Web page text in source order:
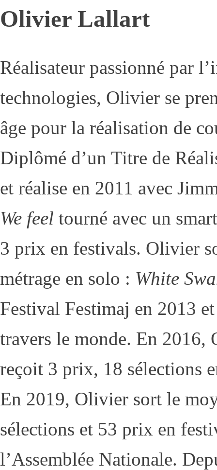
Olivier Lallart
Réalisateur passionné par
technologies, Olivier se
âge pour la réalisation de
Diplômé d’un Titre de
et réalise en 2011 avec
We feel tourné avec un
3 prix en festivals. Olivier
métrage en solo : White
Festival Festimaj en 2013
travers le monde. En
reçoit 3 prix, 18 sélections
En 2019, Olivier sort le
sélections et 53 prix en
l’Assemblée Nationale.